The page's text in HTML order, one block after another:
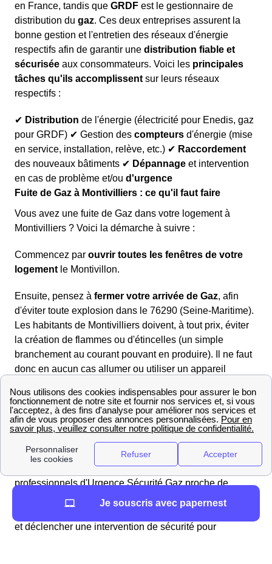
en France, tandis que GRDF est le gestionnaire de
distribution du gaz. Ces deux entreprises assurent la
bonne gestion et l'entretien des réseaux d'énergie
respectifs afin de garantir une distribution fiable et
sécurisée aux consommateurs. Voici les principales
tâches qu'ils accomplissent sur leurs réseaux
respectifs :
✔ Distribution de l'énergie (électricité pour Enedis, gaz
pour GRDF) ✔ Gestion des compteurs d'énergie (mise
en service, installation, relève, etc.) ✔ Raccordement
des nouveaux bâtiments ✔ Dépannage et intervention
en cas de problème et/ou d'urgence
Fuite de Gaz à Montivilliers : ce qu'il faut faire
Vous avez une fuite de Gaz dans votre logement à
Montivilliers ? Voici la démarche à suivre :
Commencez par ouvrir toutes les fenêtres de votre
logement le Montivillon.
Ensuite, pensez à fermer votre arrivée de Gaz, afin
d'éviter toute explosion dans le 76290 (Seine-Maritime).
Les habitants de Montivilliers doivent, à tout prix, éviter
la création de flammes ou d'étincelles (un simple
branchement au courant pouvant en produire). Il ne faut
donc en aucun cas allumer ou utiliser un appareil
téléphones y compris.
Une fois ces étapes réalisées, les Montivillons et
contactez immédiatement Urgence Sécurité Gazau
numéro vert : 0 800 47 33 33. L'un des 140
professionnels d'Urgence Sécurité Gaz proche de
Montivilliers vous répondra 24h/24 et 7j/7 pour réaliser
et déclencher une intervention de sécurité pour
Je souscris avec papernest